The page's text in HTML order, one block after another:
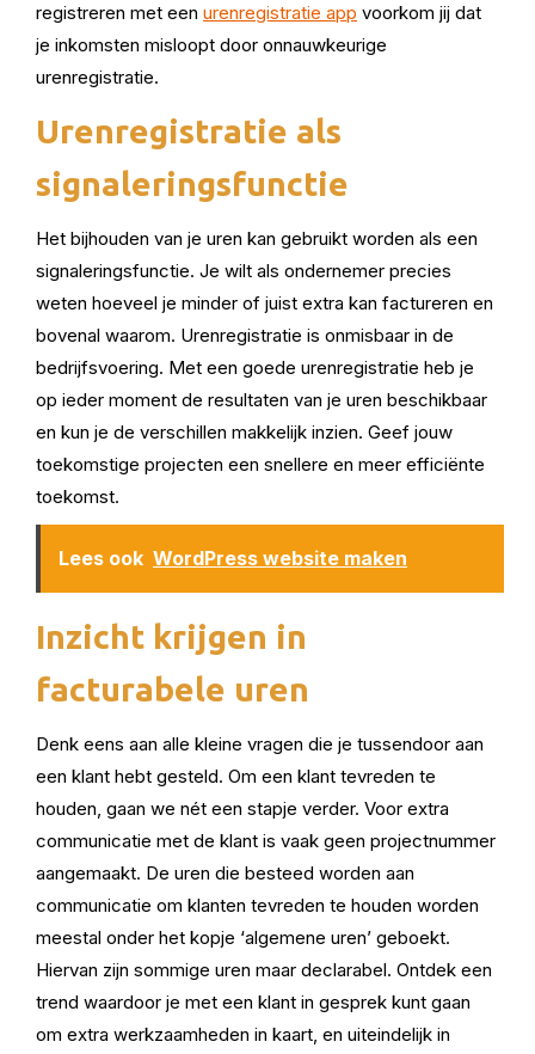
registreren met een urenregistratie app voorkom jij dat
je inkomsten misloopt door onnauwkeurige
urenregistratie.
Urenregistratie als
signaleringsfunctie
Het bijhouden van je uren kan gebruikt worden als een
signaleringsfunctie. Je wilt als ondernemer precies
weten hoeveel je minder of juist extra kan factureren en
bovenal waarom. Urenregistratie is onmisbaar in de
bedrijfsvoering. Met een goede urenregistratie heb je
op ieder moment de resultaten van je uren beschikbaar
en kun je de verschillen makkelijk inzien. Geef jouw
toekomstige projecten een snellere en meer efficiënte
toekomst.
Lees ook WordPress website maken
Inzicht krijgen in
facturabele uren
Denk eens aan alle kleine vragen die je tussendoor aan
een klant hebt gesteld. Om een klant tevreden te
houden, gaan we nét een stapje verder. Voor extra
communicatie met de klant is vaak geen projectnummer
aangemaakt. De uren die besteed worden aan
communicatie om klanten tevreden te houden worden
meestal onder het kopje ‘algemene uren’ geboekt.
Hiervan zijn sommige uren maar declarabel. Ontdek een
trend waardoor je met een klant in gesprek kunt gaan
om extra werkzaamheden in kaart, en uiteindelijk in